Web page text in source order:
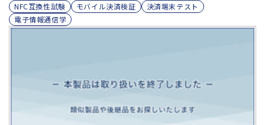
NFC互換性試験 モバイル決済検証
決済端末テスト
電子情報通信学